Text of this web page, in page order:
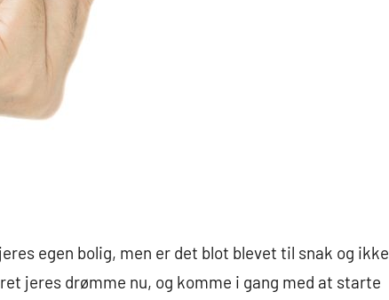
egen bolig, men er det blot blevet til snak og ikke
jeres drømme nu, og komme i gang med at starte